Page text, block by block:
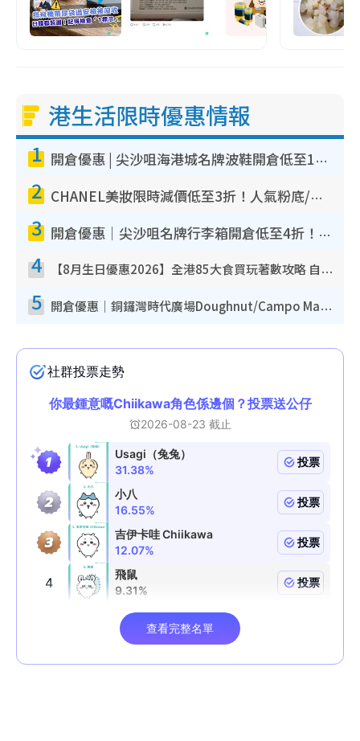
港生活限時優惠情報
1 開倉優惠 | 尖沙咀海港城名牌波鞋開倉低至1折！On鞋$899起／Joy&Peace鞋履$98起
2 CHANEL美妝限時減價低至3折！人氣粉底/唇膏/精華液低至$275！COCO香水都有平
3 開倉優惠｜尖沙咀名牌行李箱開倉低至4折！一連5日 American Tourister/ace./Hallmark $200起！
4 【8月生日優惠2026】全港85大食買玩著數攻略 自助餐/火鍋放題同行免費＋誠品/DONKI送現金券
5 開倉優惠｜銅鑼灣時代廣場Doughnut/Campo Marzio開倉低至1折！背囊、書包、手袋劈價$200起